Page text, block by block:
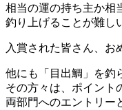
相当の運の持ち主か相
釣り上げることが難し
入賞された皆さん、お
他にも「目出鯛」を釣
その方々は、ポイント
両部門へのエントリー